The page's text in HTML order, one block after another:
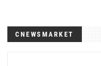
CNEWSMARKET